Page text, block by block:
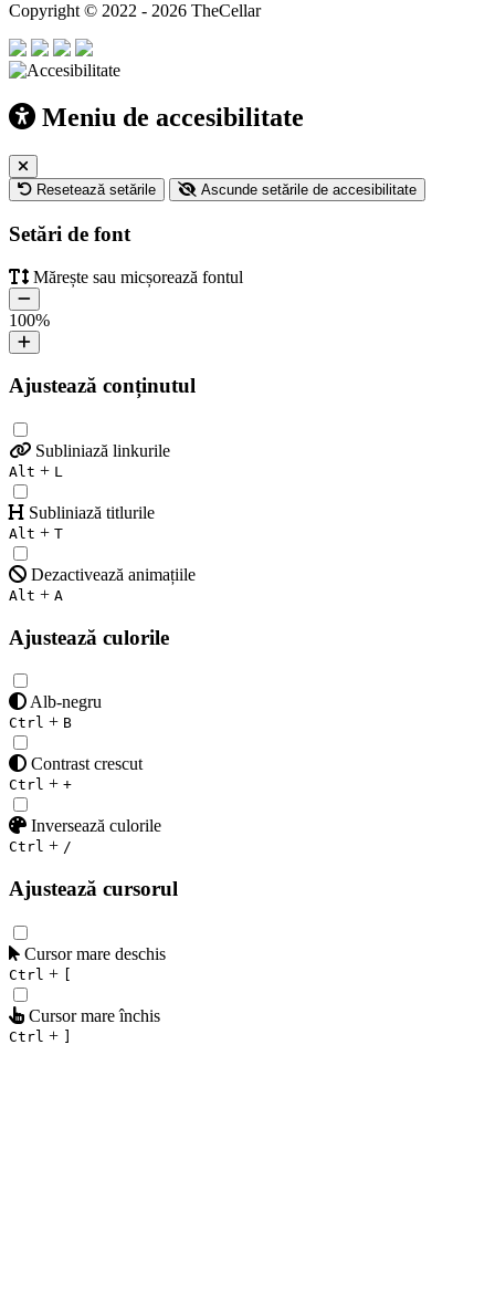
Copyright © 2022 - 2026 TheCellar
Meniu de accesibilitate
Resetează setările Ascunde setările de accesibilitate
Setări de font
Mărește sau micșorează fontul
100%
Ajustează conținutul
Subliniază linkurile
Alt + L
Subliniază titlurile
Alt + T
Dezactivează animațiile
Alt + A
Ajustează culorile
Alb-negru
Ctrl + B
Contrast crescut
Ctrl + +
Inversează culorile
Ctrl + /
Ajustează cursorul
Cursor mare deschis
Ctrl +
Cursor mare închis
Ctrl +